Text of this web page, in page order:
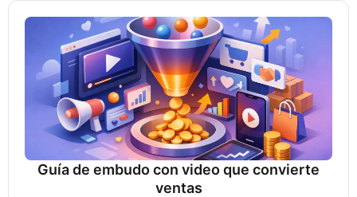
Guía de embudo con video que convierte
ventas